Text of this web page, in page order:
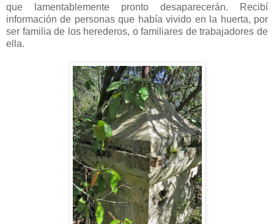
que lamentablemente pronto desaparecerán. Recibí
información de personas que había vivido en la huerta, por
ser familia de los herederos, o familiares de trabajadores de
ella.